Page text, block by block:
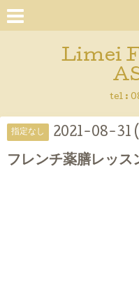
Limei
tel :
指定なし 2021-08-31
フレンチ薬膳レッス